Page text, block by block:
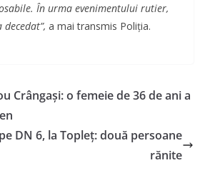
În urma evenimentului rutier,
a mai transmis Poliția.
Crângași: o femeie de 36 de ani a
DN 6, la Topleț: două persoane
rănite